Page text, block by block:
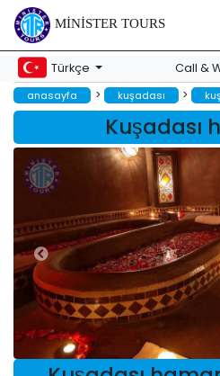
MINISTER TOURS
Türkçe Call &
anasayfa > kuşadası >
Kuşadası